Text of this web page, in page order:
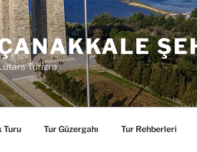
Turizm
Turu Tur Güzergahı Tur Rehberleri